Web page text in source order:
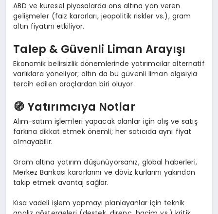
ABD ve küresel piyasalarda ons altına yön veren
gelişmeler (faiz kararları, jeopolitik riskler vs.), gram
altın fiyatını etkiliyor.
Talep & Güvenli Liman Arayışı
Ekonomik belirsizlik dönemlerinde yatırımcılar alternatif
varlıklara yöneliyor; altın da bu güvenli liman algısıyla
tercih edilen araçlardan biri oluyor.
🧭 Yatırımcıya Notlar
Alım-satım işlemleri yapacak olanlar için alış ve satış
farkına dikkat etmek önemli; her satıcıda aynı fiyat
olmayabilir.
Gram altına yatırım düşünüyorsanız, global haberleri,
Merkez Bankası kararlarını ve döviz kurlarını yakından
takip etmek avantaj sağlar.
Kısa vadeli işlem yapmayı planlayanlar için teknik